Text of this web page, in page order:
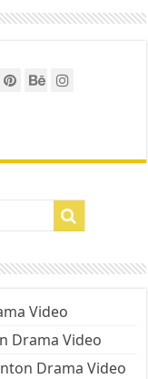
Video
Drama Video
Drama Video